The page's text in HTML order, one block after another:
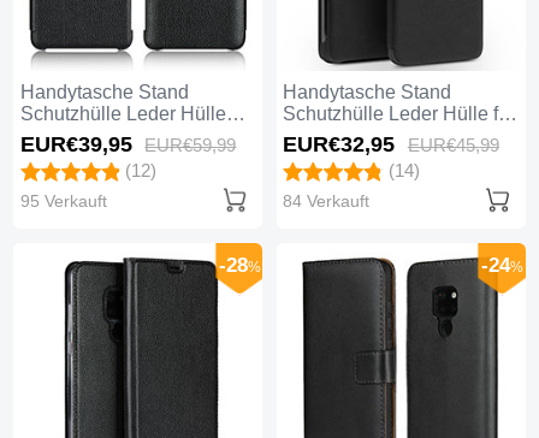
Handytasche Stand
Schutzhülle Leder Hülle
L03 für Huawei Mate 20
Schwarz
EUR€39,95 EUR€59,99
(12)
95 Verkauft
Handytasche Stand
Schutzhülle Leder Hülle für
Huawei Mate 20 Schwarz
EUR€32,95 EUR€45,99
(14)
84 Verkauft
-28% -24%